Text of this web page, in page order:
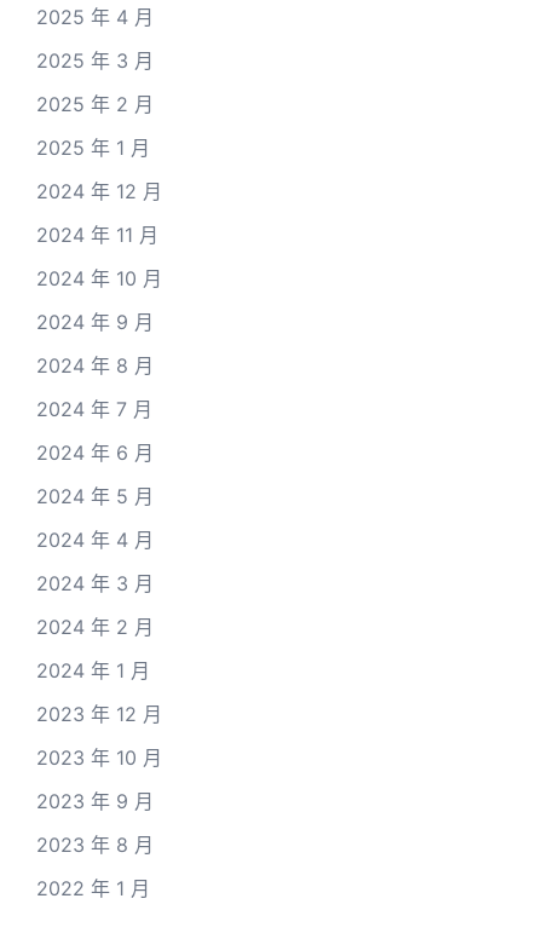
2025 年 4 月
2025 年 3 月
2025 年 2 月
2025 年 1 月
2024 年 12 月
2024 年 11 月
2024 年 10 月
2024 年 9 月
2024 年 8 月
2024 年 7 月
2024 年 6 月
2024 年 5 月
2024 年 4 月
2024 年 3 月
2024 年 2 月
2024 年 1 月
2023 年 12 月
2023 年 10 月
2023 年 9 月
2023 年 8 月
2022 年 1 月